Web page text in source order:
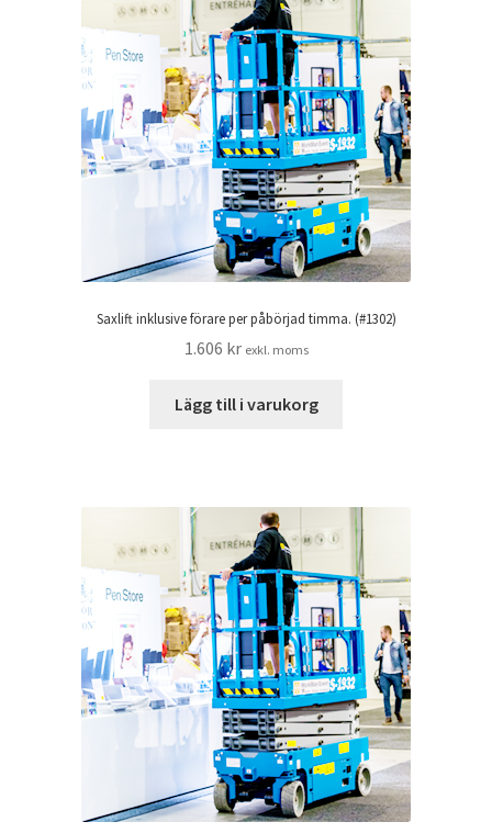
Saxlift inklusive förare per påbörjad timma. (#1302)
1.606 kr exkl. moms
Lägg till i varukorg